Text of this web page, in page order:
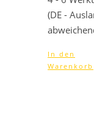
(DE -
In den
Warenkorb